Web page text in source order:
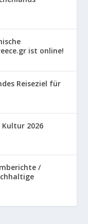
ist online!
Reiseziel für
Kultur 2026
/